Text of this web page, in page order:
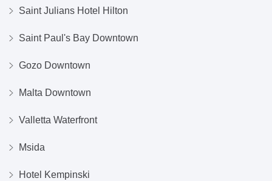
Saint Julians Hotel Hilton
Saint Paul's Bay Downtown
Gozo Downtown
Malta Downtown
Valletta Waterfront
Msida
Hotel Kempinski